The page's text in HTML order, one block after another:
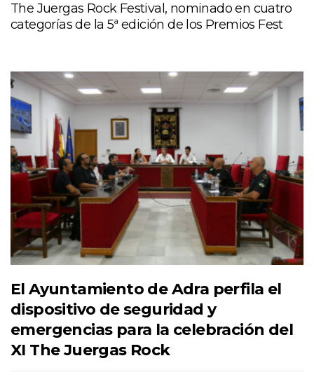
The Juergas Rock Festival, nominado en cuatro
categorías de la 5ª edición de los Premios Fest
El Ayuntamiento de Adra perfila el
dispositivo de seguridad y
emergencias para la celebración del
XI The Juergas Rock